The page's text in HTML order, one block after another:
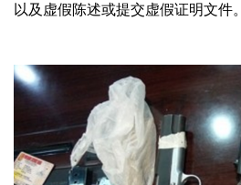
以及虚假陈述或提交虚假证明文件。